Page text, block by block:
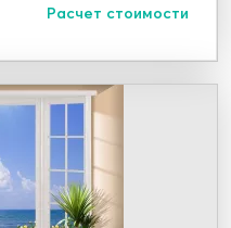
Расчет стоимости